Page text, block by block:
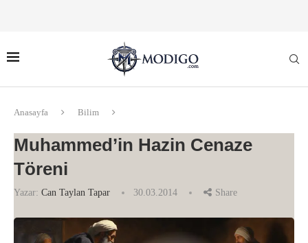
Anasayfa Bilim
Muhammed’in Hazin Cenaze
Töreni
Yazar: Can Taylan Tapar 30.03.2014 Share